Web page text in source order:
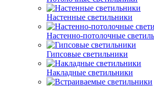
Настенные светильники
Настенно-потолочные
Гипсовые светильники
Накладные светильники